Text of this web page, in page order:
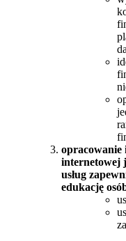
opracowanie
internetowej
usług
edukację